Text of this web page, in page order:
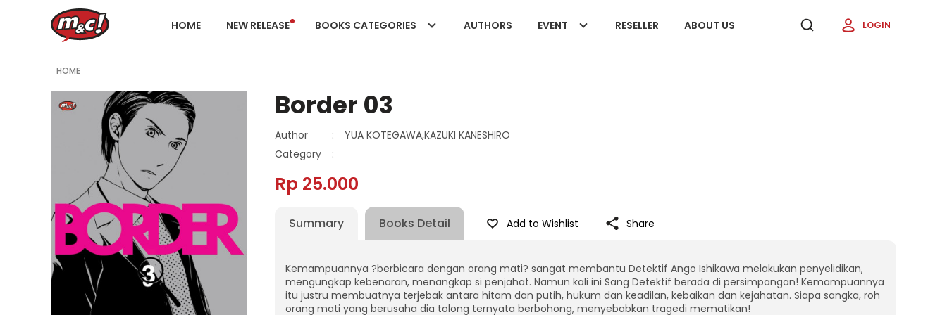
HOME NEW RELEASE BOOKS CATEGORIES AUTHORS EVENT RESELLER ABOUT US LOGIN
HOME
Border 03
Author :
YUA KOTEGAWA,KAZUKI KANESHIRO
Category
:
Rp 25.000
Summary Books Detail Add to Wishlist Share
Kemampuannya ?berbicara dengan orang mati? sangat membantu Detektif Ango Ishikawa melakukan penyelidikan,
mengungkap kebenaran, menangkap si penjahat. Namun kali ini Sang Detektif berada di persimpangan! Kemampuannya
itu justru membuatnya terjebak antara hitam dan putih, hukum dan keadilan, kebaikan dan kejahatan. Siapa sangka, roh
orang mati yang berusaha dia tolong ternyata berbohong, menyebabkan tragedi mematikan!